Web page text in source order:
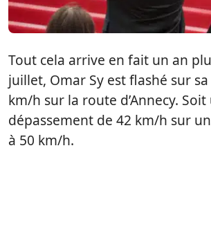
Tout cela arrive en fait un an
juillet, Omar Sy est flashé sur
km/h sur la route d’Annecy. Soit
dépassement de 42 km/h sur
à 50 km/h.